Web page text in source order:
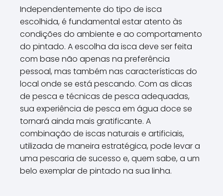
Independentemente do tipo de isca
escolhida, é fundamental estar atento às
condições do ambiente e ao comportamento
do pintado. A escolha da isca deve ser feita
com base não apenas na preferência
pessoal, mas também nas características do
local onde se está pescando. Com as dicas
de pesca e técnicas de pesca adequadas,
sua experiência de pesca em água doce se
tornará ainda mais gratificante. A
combinação de iscas naturais e artificiais,
utilizada de maneira estratégica, pode levar a
uma pescaria de sucesso e, quem sabe, a um
belo exemplar de pintado na sua linha.